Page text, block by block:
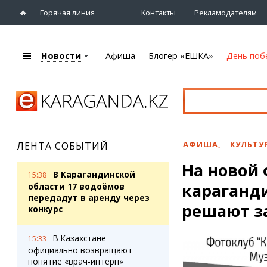
Горячая линия Контакты Рекламодателям
Караганды
eTV
Рассылка новостей
Персоны
Интервью
Афиша
Театры
Спорт
Выставки
Цирк и зоопарк
Блогер «ЕШКА»
Лента блогера
Новости Афиша Блогер «ЕШКА» День
ЛЕНТА СОБЫТИЙ
15:38
В Карагандинской
области 17 водоёмов
передадут в аренду через
конкурс
15:33
В Казахстане
официально возвращают
понятие «врач-интерн»
АФИША,
На новой
решают